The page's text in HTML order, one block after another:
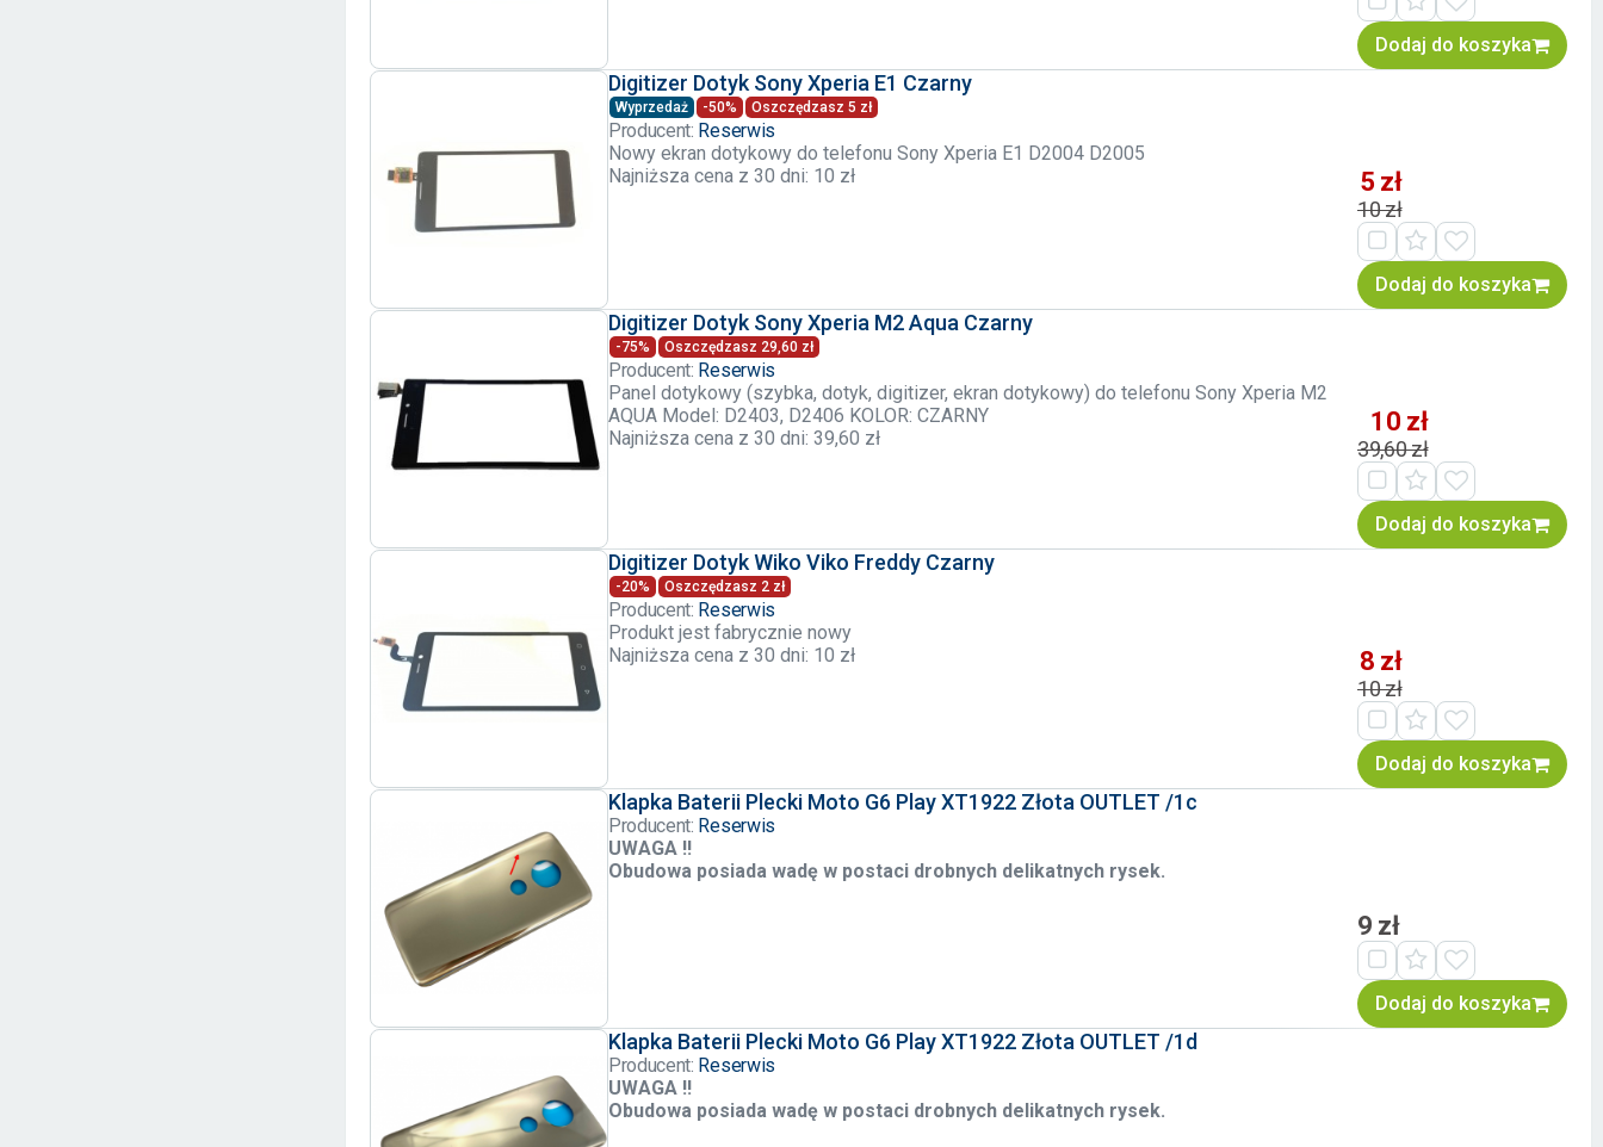
Dodaj do koszyka
Digitizer Dotyk Sony Xperia E1 Czarny
Wyprzedaż -50% Oszczędzasz 5 zł
Producent: Reserwis
Nowy ekran dotykowy do telefonu Sony Xperia E1 D2004 D2005
Najniższa cena z 30 dni: 10 zł
5 zł
10 zł
Dodaj do koszyka
Digitizer Dotyk Sony Xperia M2 Aqua Czarny
-75% Oszczędzasz 29,60 zł
Producent: Reserwis
Panel dotykowy (szybka, dotyk, digitizer, ekran dotykowy) do telefonu Sony Xperia M2
AQUA Model: D2403, D2406 KOLOR: CZARNY
Najniższa cena z 30 dni: 39,60 zł
10 zł
39,60 zł
Dodaj do koszyka
Digitizer Dotyk Wiko Viko Freddy Czarny
-20% Oszczędzasz 2 zł
Producent: Reserwis
Produkt jest fabrycznie nowy
Najniższa cena z 30 dni: 10 zł
8 zł
10 zł
Dodaj do koszyka
Klapka Baterii Plecki Moto G6 Play XT1922 Złota OUTLET /1c
Producent: Reserwis
UWAGA !!
Obudowa posiada wadę w postaci drobnych delikatnych rysek.
9 zł
Dodaj do koszyka
Klapka Baterii Plecki Moto G6 Play XT1922 Złota OUTLET /1d
Producent: Reserwis
UWAGA !!
Obudowa posiada wadę w postaci drobnych delikatnych rysek.